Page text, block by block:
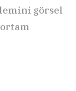
görsel